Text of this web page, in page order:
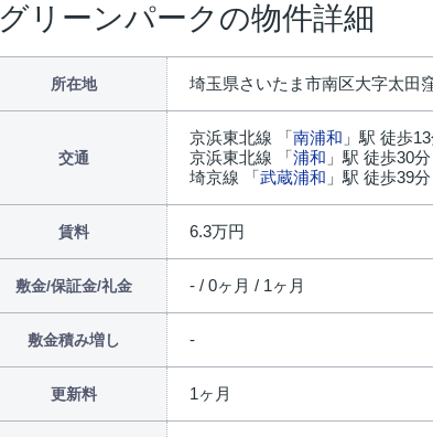
グリーンパークの物件詳細
所在地 埼玉県さいたま市南区大字太田
交通
京浜東北線 「南浦和 」駅 徒歩
京浜東北線 「浦和 」駅 徒歩30分
埼京線 「武蔵浦和 」駅 徒歩39分
賃料 6.3万円
敷金/保証金/礼金 - / 0ヶ月 / 1ヶ月
敷金積み増し
更新料 1ヶ月